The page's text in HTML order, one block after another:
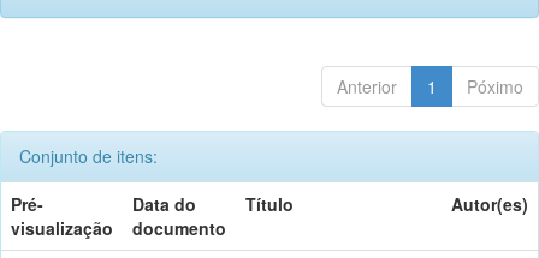
Anterior 1 Póximo
Conjunto de itens:
Pré-
visualização
Data do
documento
Título Autor(es)